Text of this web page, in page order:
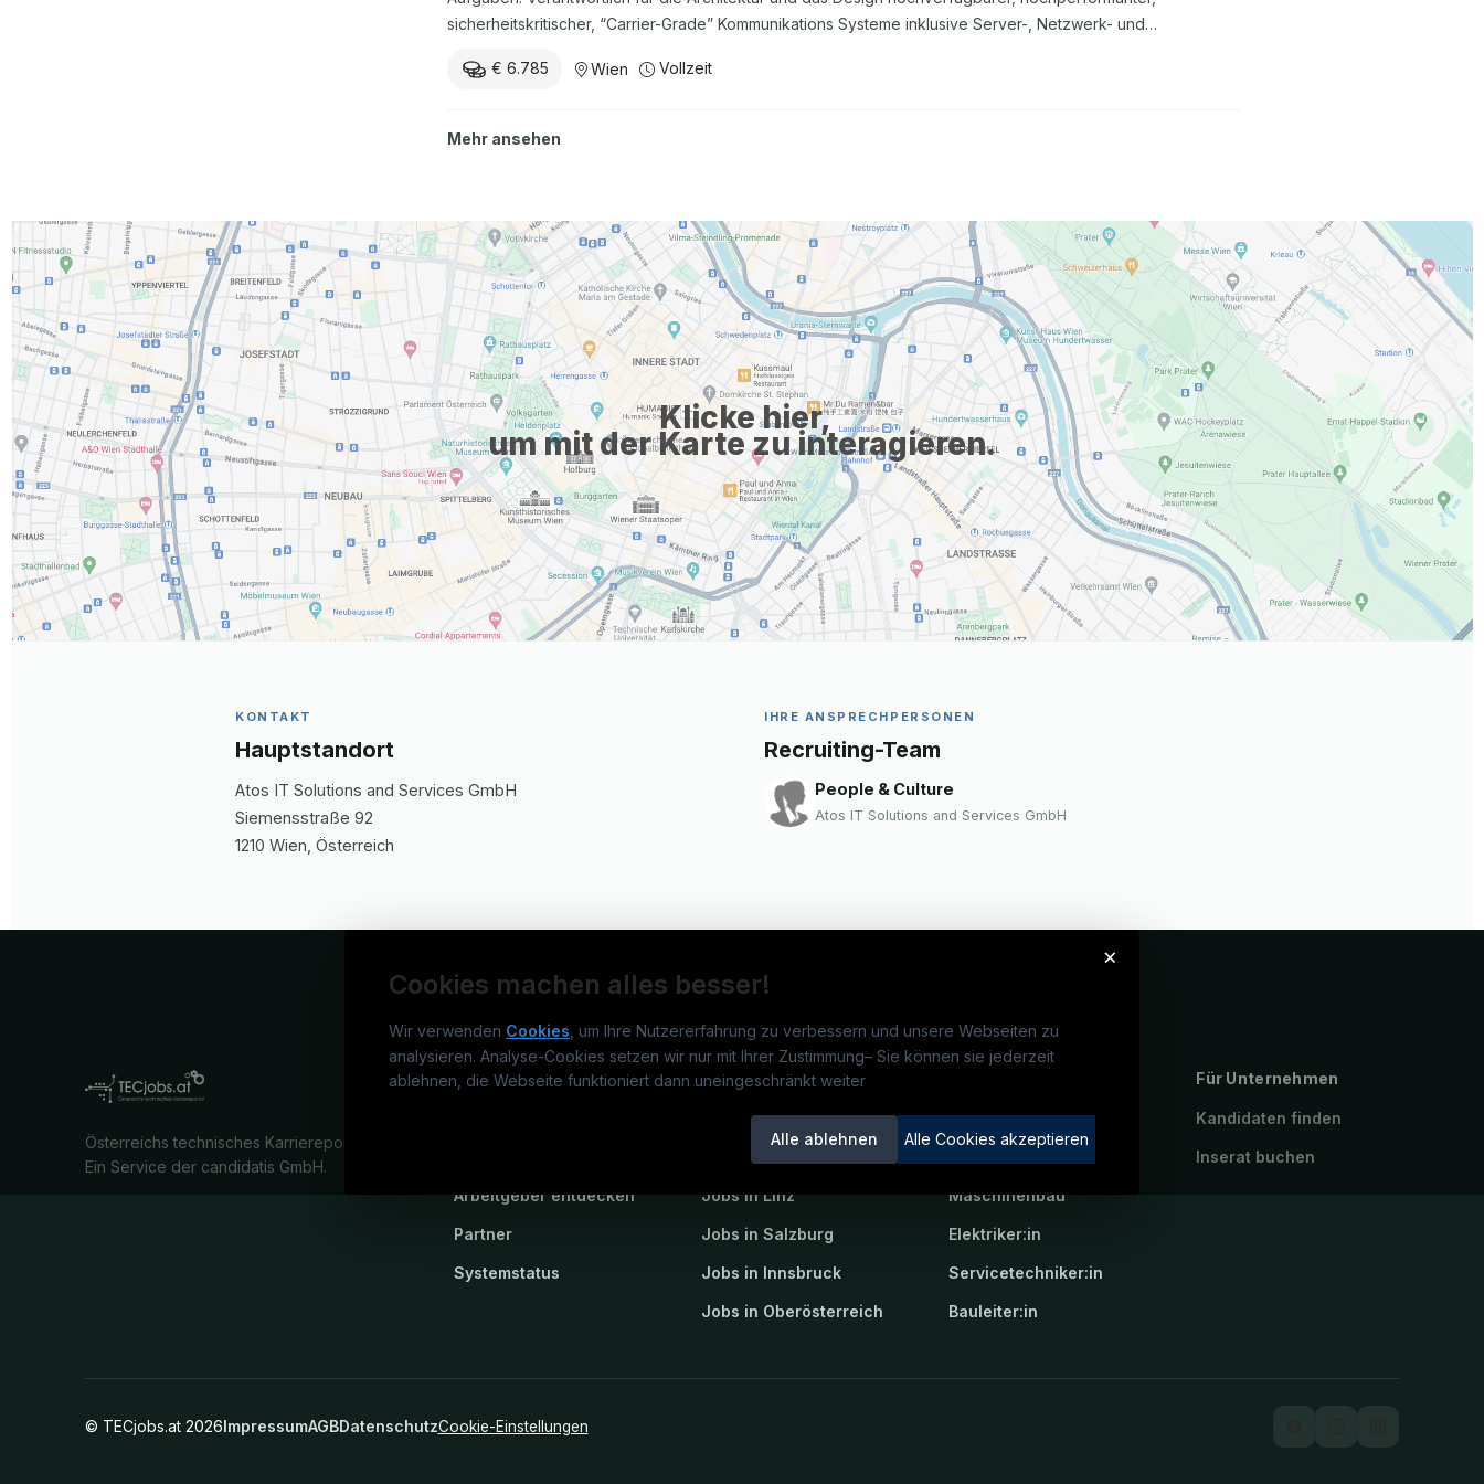
sicherheitskritischer, “Carrier-Grade” Kommunikations Systeme inklusive Server-, Netzwerk- und
Dokumentation. Design und Umsetzung von Sicherheitskonzepten (Security by Design) Analyse und
Spezifikationen für Software-Entwicklungsteams Technische Leitung, Coaching und Mentoring von
€ 6.785 Wien Vollzeit
Mehr ansehen
Klicke hier,
um mit der Karte zu interagieren.
KONTAKT
Hauptstandort
Atos IT Solutions and Services GmbH
Siemensstraße 92
1210 Wien , Österreich
IHRE ANSPRECHPERSONEN
Recruiting-Team
People & Culture
Atos IT Solutions and Services GmbH
×
Cookies machen alles besser!
Wir verwenden Cookies , um Ihre Nutzererfahrung zu verbessern und unsere Webseiten zu
analysieren. Analyse-Cookies setzen wir nur mit Ihrer Zustimmung– Sie können sie jederzeit
ablehnen, die Webseite funktioniert dann uneingeschränkt weiter
Alle ablehnen Alle Cookies akzeptieren
Österreichs technisches Karriereportal.
Ein Service der candidatis GmbH.
TECjobs.at
Arbeitgeber entdecken
Partner
Systemstatus
Jobs
Jobs in Wien
Jobs in Linz
Jobs in Salzburg
Jobs in Innsbruck
Jobs in Oberösterreich
Elektrotechniker:in
Maschinenbau
Elektriker:in
Servicetechniker:in
Bauleiter:in
Für Unternehmen
Kandidaten finden
Inserat buchen
© TECjobs.at 2026ImpressumAGBDatenschutzCookie-Einstellungen